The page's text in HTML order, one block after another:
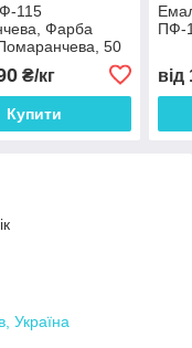
115
Фарба
50
₴/кг
Купити
ПФ-
від
Україна